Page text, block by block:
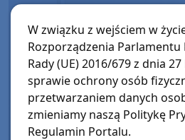
W związku z wejściem w
Rozporządzenia Parlamentu
Rady (UE) 2016/679 z dnia
sprawie ochrony osób
przetwarzaniem danych
zmieniamy naszą Politykę
Regulamin Portalu.